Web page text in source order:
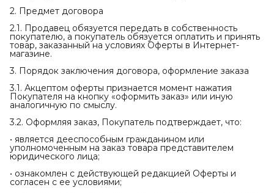
2. Предмет договора
2.1. Продавец обязуется передать в собственность
покупателю, а покупатель обязуется оплатить и принять
товар, заказанный на условиях Оферты в Интернет-
магазине.
3. Порядок заключения договора, оформление заказа
3.1. Акцептом оферты признается момент нажатия
Покупателя на кнопку «оформить заказ» или иную
аналогичную по смыслу.
3.2. Оформляя заказ, Покупатель подтверждает, что:
• является дееспособным гражданином или
уполномоченным на заказ товара представителем
юридического лица;
• ознакомлен с действующей редакцией Оферты и
согласен с ее условиями;